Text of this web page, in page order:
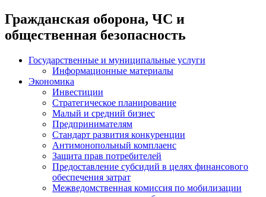
Гражданская оборона, ЧС и
общественная безопасность
Государственные и муниципальные услуги
Информационные материалы
Экономика
Инвестиции
Стратегическое планирование
Малый и средний бизнес
Предпринимателям
Стандарт развития конкуренции
Антимонопольный комплаенс
Защита прав потребителей
Предоставление субсидий в целях финансового
обеспечения затрат
Межведомственная комиссия по мобилизации